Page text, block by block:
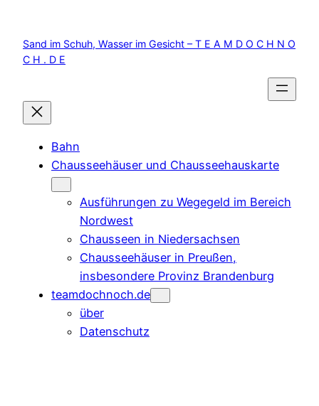
springen
Sand im Schuh, Wasser im Gesicht – T E A M D O C H N O
C H . D E
Bahn
Chausseehäuser und Chausseehauskarte
Ausführungen zu Wegegeld im Bereich
Nordwest
Chausseen in Niedersachsen
Chausseehäuser in Preußen,
insbesondere Provinz Brandenburg
teamdochnoch.de
über
Datenschutz